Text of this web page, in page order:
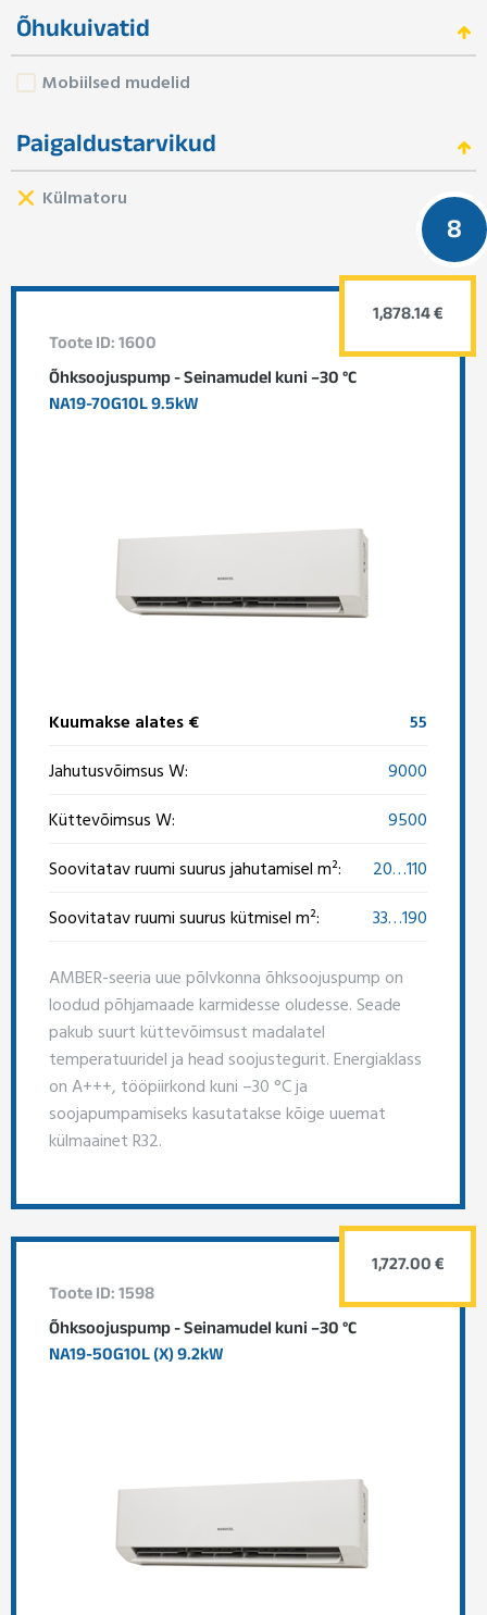
Õhukuivatid
Mobiilsed mudelid
Paigaldustarvikud
Külmatoru
8
Toote ID: 1600
Õhksoojuspump - Seinamudel kuni –30 °C
NA19-70G10L 9.5kW
Kuumakse alates €
55
Jahutusvõimsus W:
9000
Küttevõimsus W:
9500
Soovitatav ruumi suurus jahutamisel m²:
20…110
Soovitatav ruumi suurus kütmisel m²:
33…190
AMBER-seeria uue põlvkonna õhksoojuspump on
loodud põhjamaade karmidesse oludesse. Seade
pakub suurt küttevõimsust madalatel
temperatuuridel ja head soojustegurit. Energiaklass
on A+++, tööpiirkond kuni –30 °C ja
soojapumpamiseks kasutatakse kõige uuemat
külmaainet R32.
1,878.14 €
Toote ID: 1598
Õhksoojuspump - Seinamudel kuni –30 °C
NA19-50G10L (X) 9.2kW
1,727.00 €